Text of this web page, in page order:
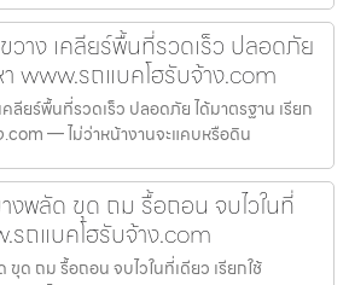
าง เคลียร์พื้นที่รวดเร็ว ปลอดภัย
www.รถแบคโฮรับจ้าง.com
ลียร์พื้นที่รวดเร็ว ปลอดภัย ได้มาตรฐาน เรียก
.com — ไม่ว่าหน้างานจะแคบหรือดิน
งพลัด ขุด ถม รื้อถอน จบไวในที่
รถแบคโฮรับจ้าง.com
ด ถม รื้อถอน จบไวในที่เดียว เรียกใช้